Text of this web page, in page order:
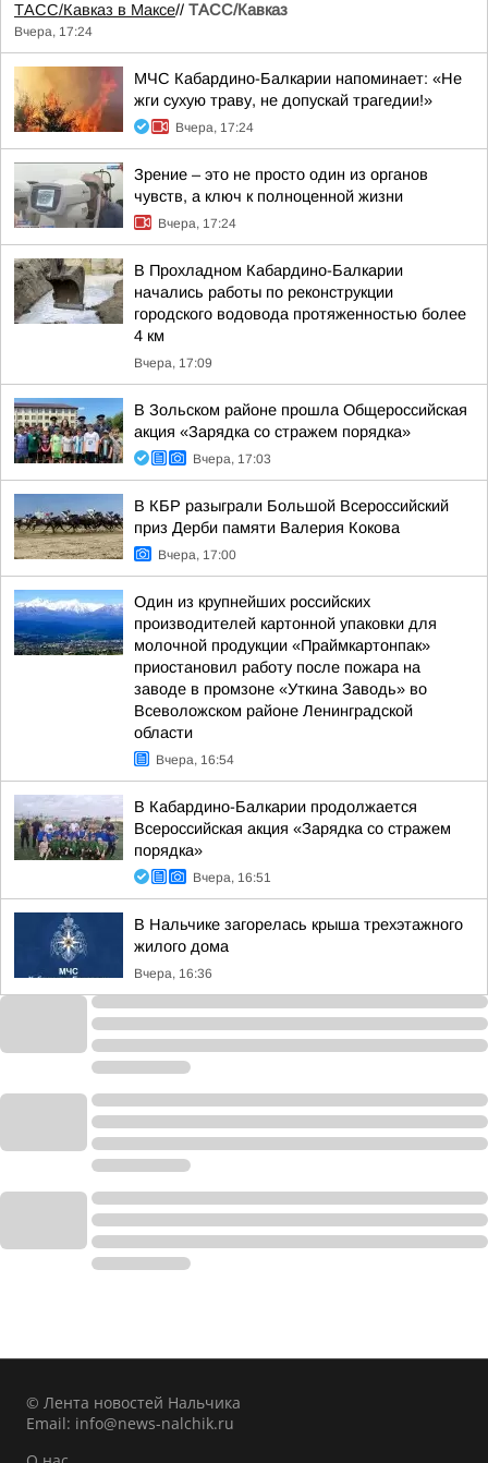
ТАСС/Кавказ в Максе// ТАСС/Кавказ
Вчера, 17:24
МЧС Кабардино-Балкарии напоминает: «Не
жги сухую траву, не допускай трагедии!»
Вчера, 17:24
Зрение – это не просто один из органов
чувств, а ключ к полноценной жизни
Вчера, 17:24
В Прохладном Кабардино-Балкарии
начались работы по реконструкции
городского водовода протяженностью более
4 км
Вчера, 17:09
В Зольском районе прошла Общероссийская
акция «Зарядка со стражем порядка»
Вчера, 17:03
В КБР разыграли Большой Всероссийский
приз Дерби памяти Валерия Кокова
Вчера, 17:00
Один из крупнейших российских
производителей картонной упаковки для
молочной продукции «Праймкартонпак»
приостановил работу после пожара на
заводе в промзоне «Уткина Заводь» во
Всеволожском районе Ленинградской
области
Вчера, 16:54
В Кабардино-Балкарии продолжается
Всероссийская акция «Зарядка со стражем
порядка»
Вчера, 16:51
В Нальчике загорелась крыша трехэтажного
жилого дома
Вчера, 16:36
© Лента новостей Нальчика
Email: info@news-nalchik.ru